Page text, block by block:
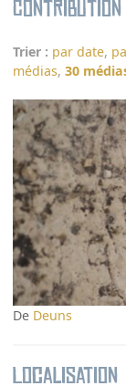
Contribution
Trier : par date,
médias,30
De Deuns
Localisation